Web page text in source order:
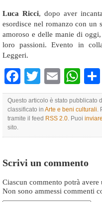
Luca Ricci, dopo aver
esordisce nel romanzo con un
amoroso e delle manie di
loro passioni. Evento in
Leggeri.
Facebook
TwitterEmail
Questo articolo è stato pubblicato
classificato in Arte e beni culturali
tramite il feed RSS 2.0 . Puoi
sito.
Scrivi un commento
Ciascun commento potrà
Non sono ammessi commenti